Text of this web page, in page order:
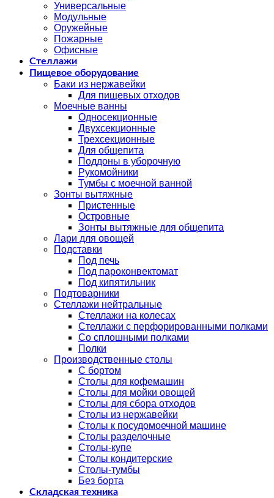
Универсальные
Модульные
Оружейные
Пожарные
Офисные
Стеллажи
Пищевое оборудование
Баки из нержавейки
Для пищевых отходов
Моечные ванны
Односекционные
Двухсекционные
Трехсекционные
Для общепита
Поддоны в уборочную
Рукомойники
Тумбы с моечной ванной
Зонты вытяжные
Пристенные
Островные
Зонты вытяжные для общепита
Лари для овощей
Подставки
Под печь
Под пароконвектомат
Под кипятильник
Подтоварники
Стеллажи нейтральные
Стеллажи на колесах
Стеллажи с перфорированными полками
Со сплошными полками
Полки
Производственные столы
С бортом
Столы для кофемашин
Столы для мойки овощей
Столы для сбора отходов
Столы из нержавейки
Столы к посудомоечной машине
Столы разделочные
Столы-купе
Столы кондитерские
Столы-тумбы
Без борта
Складская техника